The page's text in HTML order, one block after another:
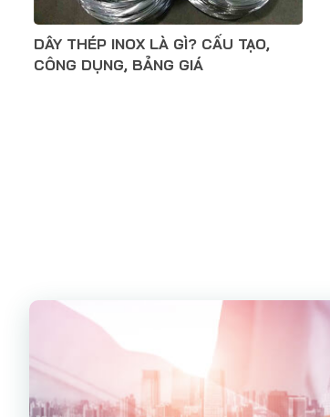
DÂY THÉP INOX LÀ GÌ? CẤU TẠO,
CÔNG DỤNG, BẢNG GIÁ